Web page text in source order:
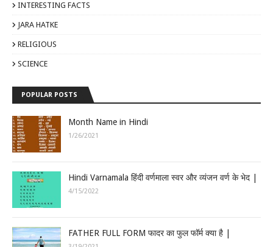
INTERESTING FACTS
JARA HATKE
RELIGIOUS
SCIENCE
POPULAR POSTS
Month Name in Hindi
1/26/2021
Hindi Varnamala हिंदी वर्णमाला स्वर और व्यंजन वर्ण के भेद |
4/15/2022
FATHER FULL FORM फादर का फुल फॉर्म क्या है |